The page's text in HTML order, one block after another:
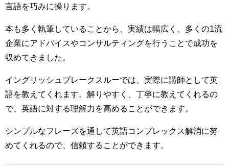
言語を巧みに操ります。
本も多く執筆していることから、実績は幅広く、多くの1流
企業にアドバイスやコンサルティングを行うことで成功を
収めてきました。
イングリッシュブレークスルーでは、実際に講師として英
語を教えてくれます。解りやすく、丁寧に教えてくれるの
で、英語に対する理解力を高めることができます。
シンプルなフレーズを通して英語コンプレックス解消に努
めてくれるので、信頼することができます。